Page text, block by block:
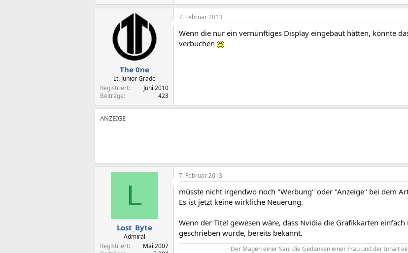
The 0ne
Lt. Junior Grade
Registriert
Juni 2010
Beiträge
423
7. Februar 2013
Wenn die nur ein vernünftiges Display eingebaut hätten, könnte
verbuchen
L
Lost_Byte
Admiral
Registriert
Mai 2007
7. Februar 2013
müsste nicht irgendwo noch "Werbung" oder "Anzeige" bei dem
Es ist jetzt keine wirkliche Neuerung.
Wenn der Titel gewesen wäre, dass Nvidia die Grafikkarten
geschrieben wurde, bereits bekannt.
Der Magen einer Sau, die Gedanken einer Frau und der Inhalt